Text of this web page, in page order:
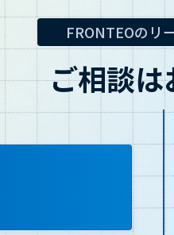
FRONTEOのリ
ご相談は